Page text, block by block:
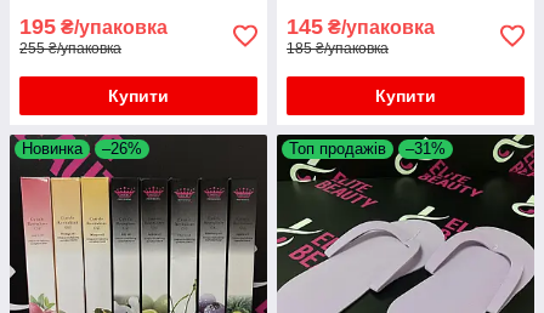
195 ₴/упаковка
255 ₴/упаковка
Купити
145 ₴/упаковка
185 ₴/упаковка
Купити
Новинка –26% Топ продажів –31%